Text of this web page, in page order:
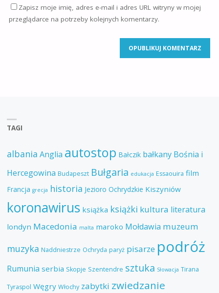
Zapisz moje imię, adres e-mail i adres URL witryny w mojej
przeglądarce na potrzeby kolejnych komentarzy.
TAGI
albania Anglia autostop Bałczik bałkany Bośnia i
Hercegowina Budapeszt Bułgaria edukacja Essaouira film
Francja grecja historia Jezioro Ochrydzkie Kiszyniów
koronawirus książka książki kultura literatura
londyn Macedonia malta maroko Mołdawia muzeum
muzyka Naddniestrze Ochryda paryż pisarze podróż
Rumunia serbia Skopje Szentendre sztuka Słowacja Tirana
Tyraspol Węgry Włochy zabytki zwiedzanie